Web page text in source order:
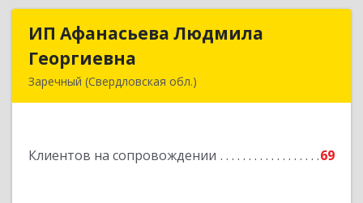
ИП Афанасьева Людмила
Георгиевна
Заречный (Свердловская обл.)
Клиентов на сопровождении 69
ИП Афанасьева Людмила
Подробнее